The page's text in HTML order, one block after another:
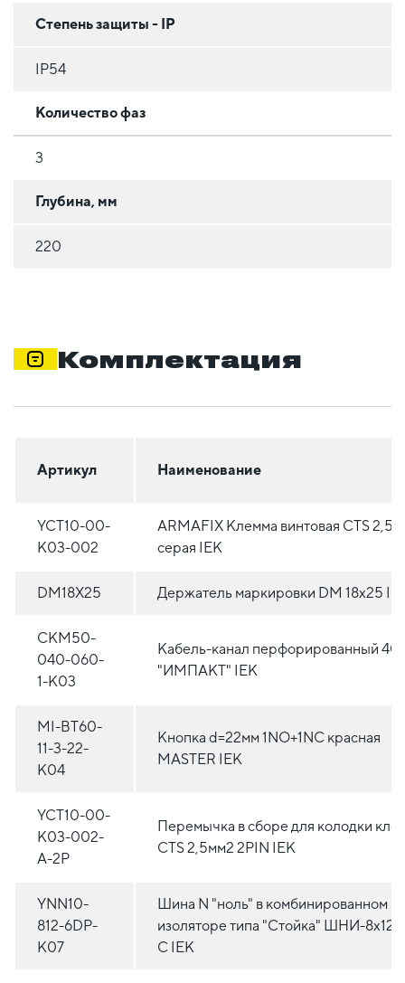
Степень защиты - IP
IP54
Количество фаз
3
Глубина, мм
220
Комплектация
Артикул Наименование
YCT10-00-
K03-002
ARMAFIX Клемма винтовая CTS
серая IEK
DM18X25 Держатель маркировки DM 18x25
CKM50-
040-060-
1-K03
Кабель-канал перфорированный
"ИМПАКТ" IEK
MI-BT60-
11-3-22-
K04
Кнопка d=22мм 1NO+1NC красная
MASTER IEK
YCT10-00-
K03-002-
A-2P
Перемычка в сборе для колодки
CTS 2,5мм2 2PIN IEK
YNN10-
812-6DP-
K07
Шина N "ноль" в комбинированном
изоляторе типа "Стойка" ШНИ-
С IEK